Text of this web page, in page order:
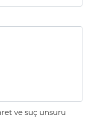
ve suç unsuru